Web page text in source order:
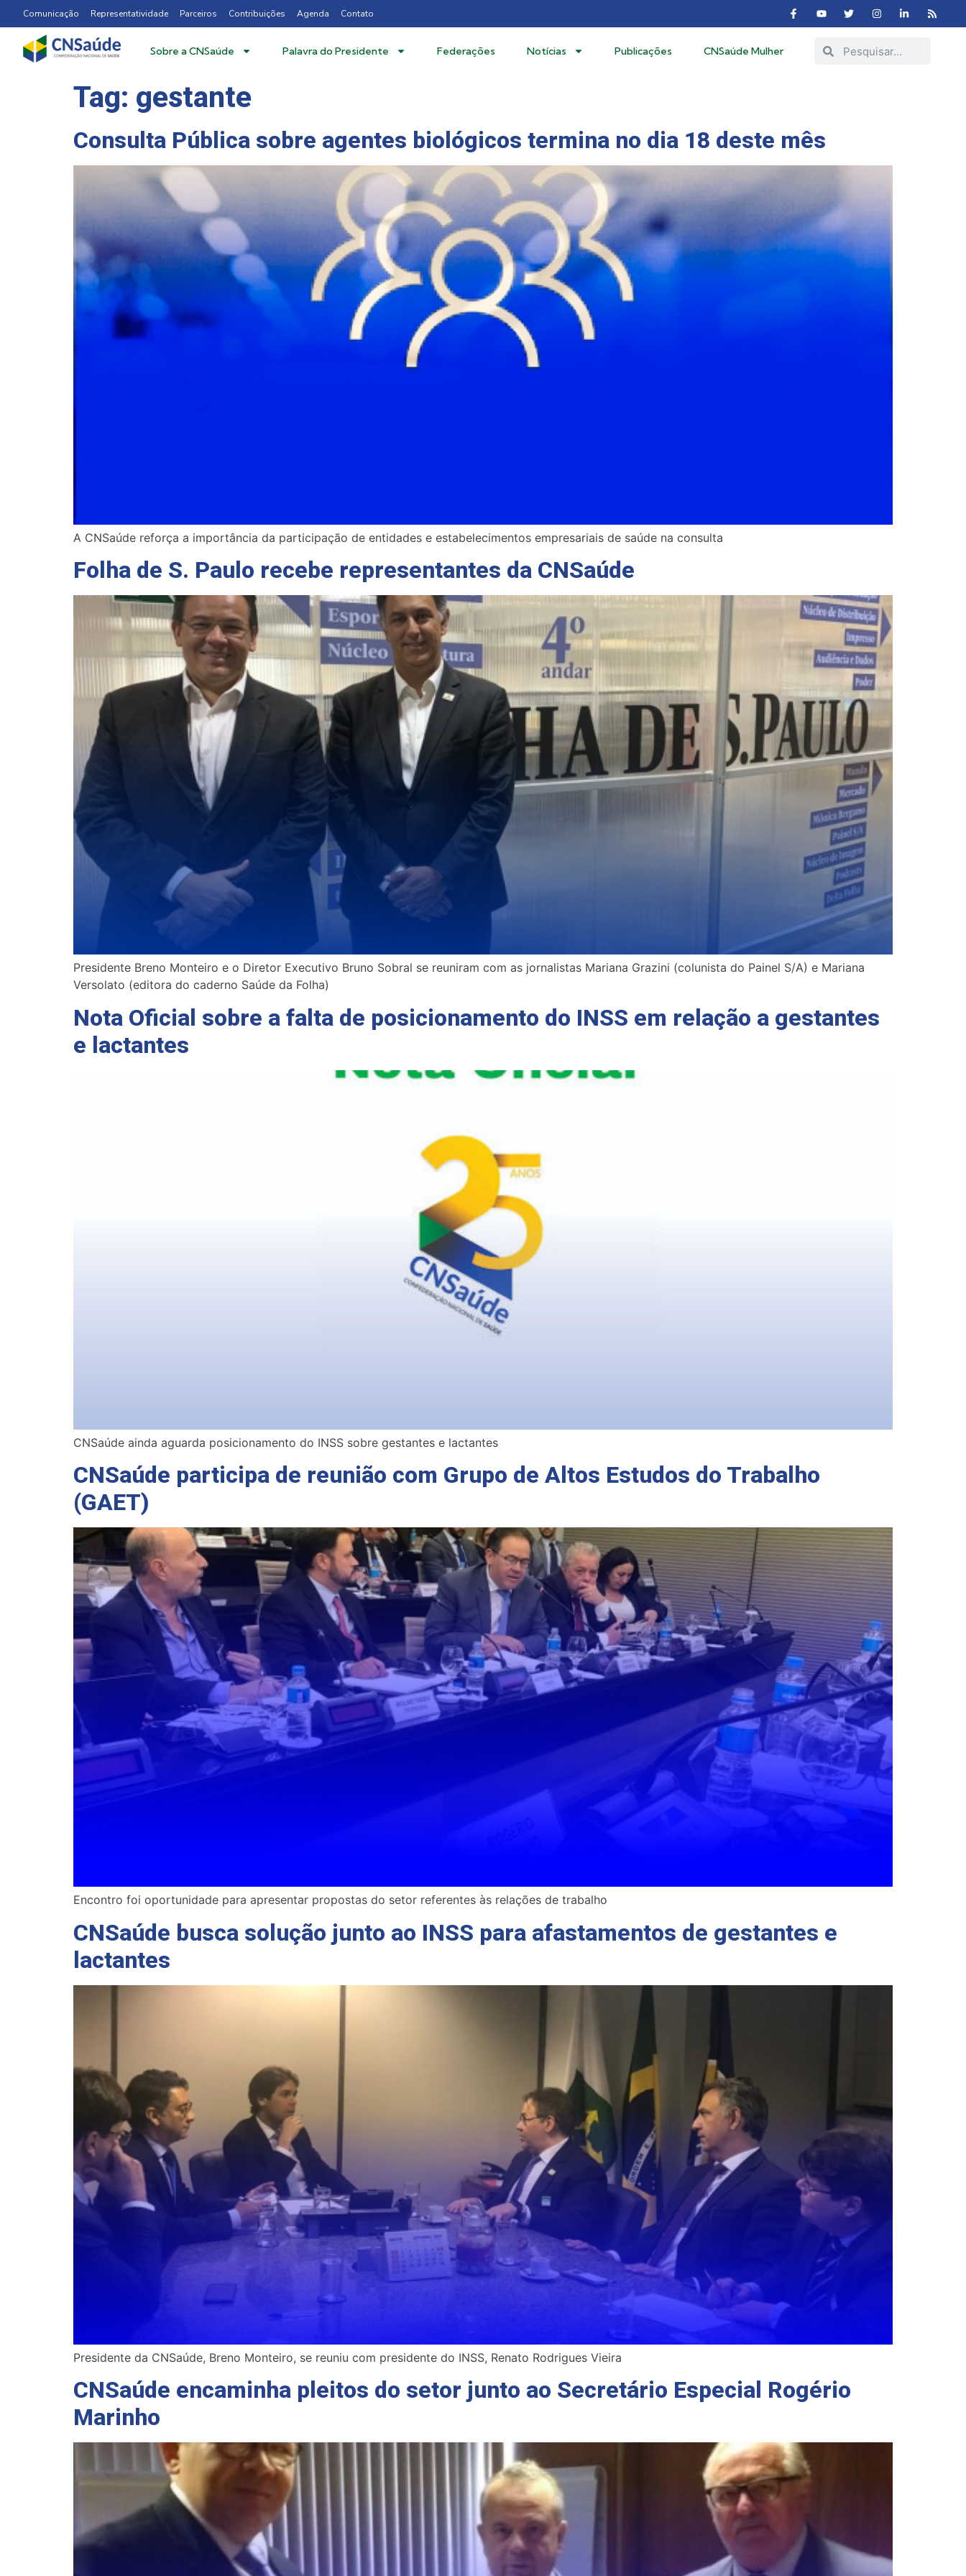
Comunicação Representatividade Parceiros Contribuições Agenda Contato
Sobre a CNSaúde Palavra do Presidente Federações Notícias Publicações CNSaúde Mulher
Tag: gestante
Consulta Pública sobre agentes biológicos termina no dia 18 deste mês
A CNSaúde reforça a importância da participação de entidades e estabelecimentos empresariais de saúde na consulta
Folha de S. Paulo recebe representantes da CNSaúde
Presidente Breno Monteiro e o Diretor Executivo Bruno Sobral se reuniram com as jornalistas Mariana Grazini (colunista do Painel S/A) e Mariana
Versolato (editora do caderno Saúde da Folha)
Nota Oficial sobre a falta de posicionamento do INSS em relação a gestantes
e lactantes
CNSaúde ainda aguarda posicionamento do INSS sobre gestantes e lactantes
CNSaúde participa de reunião com Grupo de Altos Estudos do Trabalho
(GAET)
Encontro foi oportunidade para apresentar propostas do setor referentes às relações de trabalho
CNSaúde busca solução junto ao INSS para afastamentos de gestantes e
lactantes
Presidente da CNSaúde, Breno Monteiro, se reuniu com presidente do INSS, Renato Rodrigues Vieira
CNSaúde encaminha pleitos do setor junto ao Secretário Especial Rogério
Marinho